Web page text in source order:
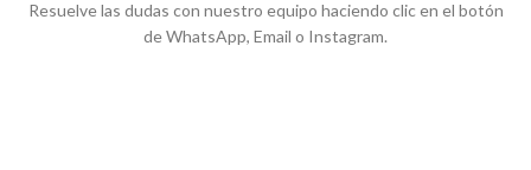
Resuelve las dudas con nuestro equipo haciendo clic en el botón
de WhatsApp, Email o Instagram.